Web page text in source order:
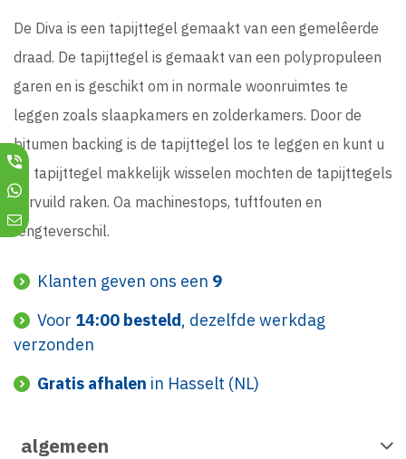
De Diva is een tapijttegel gemaakt van een gemelêerde
draad. De tapijttegel is gemaakt van een polypropuleen
garen en is geschikt om in normale woonruimtes te
leggen zoals slaapkamers en zolderkamers. Door de
bitumen backing is de tapijttegel los te leggen en kunt u
de tapijttegel makkelijk wisselen mochten de tapijttegels
vervuild raken. Oa machinestops, tuftfouten en
lengteverschil.
Klanten geven ons een 9
Voor 14:00 besteld, dezelfde werkdag
verzonden
Gratis afhalen in Hasselt (NL)
algemeen